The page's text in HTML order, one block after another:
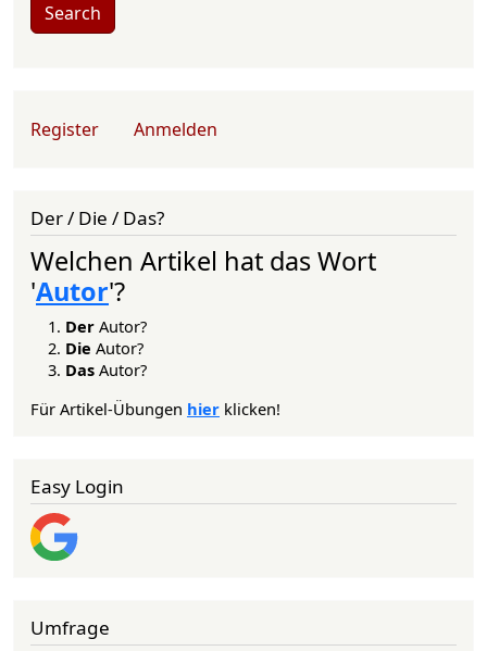
Search
User account menu
Register Anmelden
Der / Die / Das?
Welchen Artikel hat das Wort
'Autor'?
Der Autor?
Die Autor?
Das Autor?
Für Artikel-Übungen hier klicken!
Easy Login
Umfrage